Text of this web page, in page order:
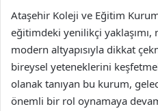
Ataşehir Koleji ve Eğitim
eğitimdeki yenilikçi
modern altyapısıyla dikkat
bireysel yeteneklerini
olanak tanıyan bu kurum,
önemli bir rol oynamaya